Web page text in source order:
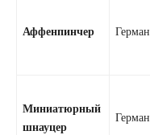
Аффенпинчер
Миниатюрный
шнауцер